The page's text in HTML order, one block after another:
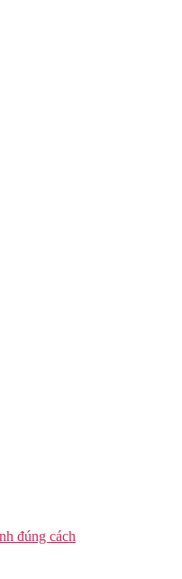
đúng cách